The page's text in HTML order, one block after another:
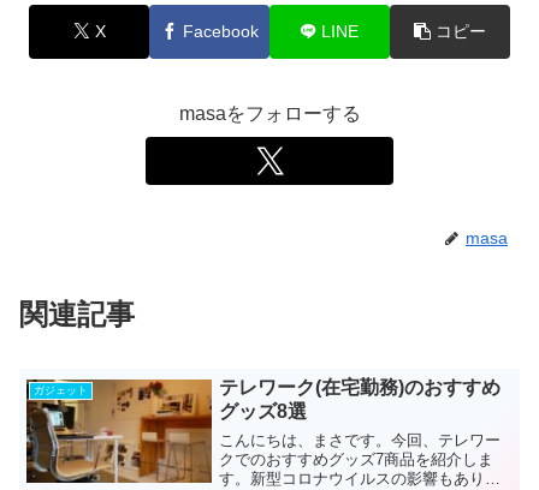
X Facebook LINE コピー
masaをフォローする
masa
関連記事
ガジェット
テレワーク(在宅勤務)のおすすめ
グッズ8選
こんにちは、まさです。今回、テレワー
クでのおすすめグッズ7商品を紹介しま
す。新型コロナウイルスの影響もあり、